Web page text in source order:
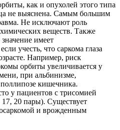
как и опухолей этого типа
не выяснена. Самым большим
Не исключают роль
веществ. Также
имеет
учесть, что саркома глаза
Например, риск
орбиты увеличивается у
при альбинизме,
кишечника.
у пациентов с трисомией
20 пары). Существует
и врожденным